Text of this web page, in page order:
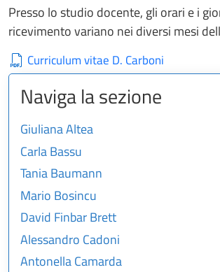
Presso lo studio docente, gli orari e i
ricevimento variano nei diversi mesi
Curriculum vitae D. Carboni
Naviga la sezione
Giuliana Altea
Carla Bassu
Tania Baumann
Mario Bosincu
David Finbar Brett
Alessandro Cadoni
Antonella Camarda